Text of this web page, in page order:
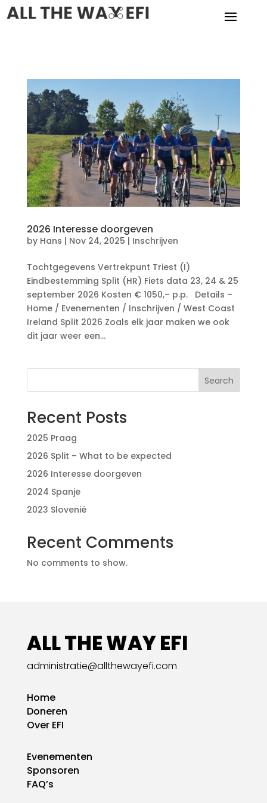
2026 Interesse doorgeven
by Hans | Nov 24, 2025 | Inschrijven
Tochtgegevens Vertrekpunt Triest (I)
Eindbestemming Split (HR) Fiets data 23, 24 & 25
september 2026 Kosten € 1050,– p.p. Details –
Home / Evenementen / Inschrijven / West Coast
Ireland Split 2026 Zoals elk jaar maken we ook
dit jaar weer een...
Search
Recent Posts
2025 Praag
2026 Split – What to be expected
2026 Interesse doorgeven
2024 Spanje
2023 Slovenië
Recent Comments
No comments to show.
ALL THE WAY EFI
administratie@allthewayefi.com
Home
Doneren
Over EFI
Evenementen
Sponsoren
FAQ’s